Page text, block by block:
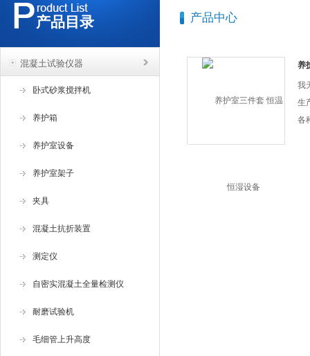
产品目录
混凝土试验仪器
卧式砂浆搅拌机
养护箱
养护室设备
养护室架子
夹具
混凝土抗折装置
测定仪
自密实混凝土全量检测仪
耐磨试验机
毛细管上升高度
产品中心
养
我
生
各